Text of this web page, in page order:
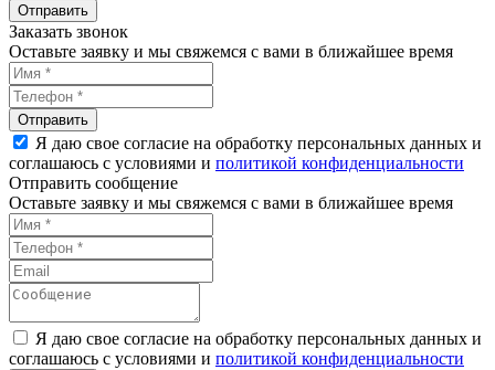
Заказать звонок
Оставьте заявку и мы свяжемся с вами в ближайшее время
Я даю свое согласие на обработку персональных данных и
соглашаюсь с условиями и политикой конфиденциальности
Отправить сообщение
Оставьте заявку и мы свяжемся с вами в ближайшее время
Я даю свое согласие на обработку персональных данных и
соглашаюсь с условиями и политикой конфиденциальности